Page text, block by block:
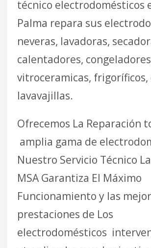
técnico electrodomésticos
Palma repara sus
neveras, lavadoras,
calentadores,
vitroceramicas, frigoríficos,
lavavajillas.
Ofrecemos La Reparación
amplia gama de
Nuestro Servicio Técnico
MSA Garantiza El Máximo
Funcionamiento y las
prestaciones de Los
electrodomésticos